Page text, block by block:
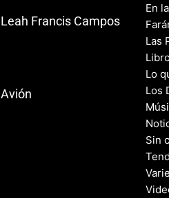
Leah Francis Campos
Avión
En
Las
Lo
Los
Sin